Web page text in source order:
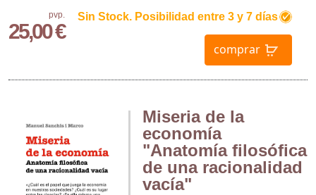
pvp.
25,00 €
Sin Stock. Posibilidad entre 3 y 7 días
comprar
Miseria de la
economía
"Anatomía filosófica
de una racionalidad
vacía"